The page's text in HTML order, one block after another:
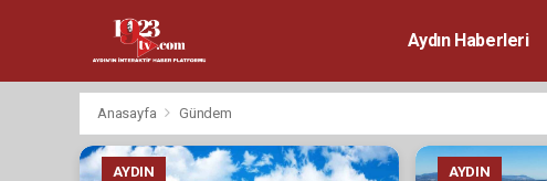
Aydın Haberleri
Anasayfa Gündem
AYDIN AYDIN